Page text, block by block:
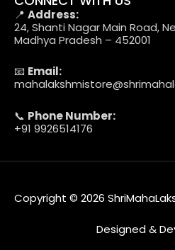
📍 Address:
24, Shanti Nagar Main Road,
Madhya Pradesh – 452001
📧 Email:
📞 Phone Number:
+91 9926514176
Copyright © 2026
Designed &